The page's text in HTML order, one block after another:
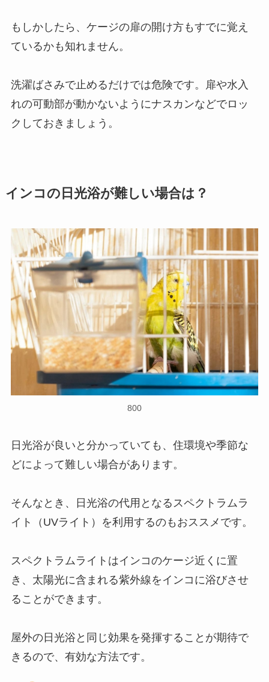
もしかしたら、ケージの扉の開け方もすでに覚え
ているかも知れません。
洗濯ばさみで止めるだけでは危険です。扉や水入
れの可動部が動かないようにナスカンなどでロッ
クしておきましょう。
インコの日光浴が難しい場合は？
800
日光浴が良いと分かっていても、住環境や季節な
どによって難しい場合があります。
そんなとき、日光浴の代用となるスペクトラムラ
イト（UVライト）を利用するのもおススメです。
スペクトラムライトはインコのケージ近くに置
き、太陽光に含まれる紫外線をインコに浴びさせ
ることができます。
屋外の日光浴と同じ効果を発揮することが期待で
きるので、有効な方法です。